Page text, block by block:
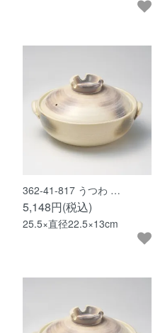
362-41-817 うつわ …
5,148円(税込)
25.5×直径22.5×13cm